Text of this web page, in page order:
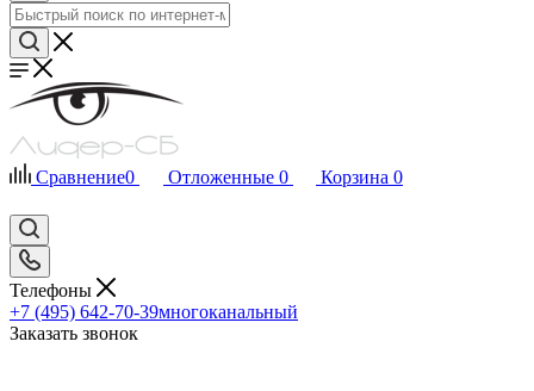
Сравнение0 Отложенные 0 Корзина 0
Телефоны
+7 (495) 642-70-39многоканальный
Заказать звонок